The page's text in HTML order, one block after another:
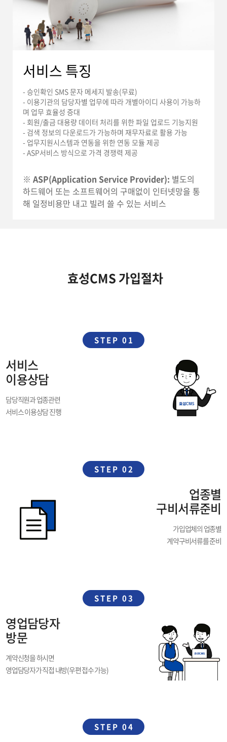
서비스 특징
- 승인확인 SMS 문자 메세지 발송(무료)
- 이용기관의 담당자별 업무에 따라 개별아이디 사용이 가능하
며 업무 효율성 증대
- 회원/출금 대용량 데이터 처리를 위한 파일 업로드 기능지원
- 검색 정보의 다운로드가 가능하며 재무자료로 활용 가능
- 업무지원시스템과 연동을 위한 연동 모듈 제공
- ASP서비스 방식으로 가격 경쟁력 제공
※ ASP(Application Service Provider): 별도의
하드웨어 또는 소프트웨어의 구매없이 인터넷망을 통
해 일정비용만 내고 빌려 쓸 수 있는 서비스
효성CMS 가입절차
STEP 01
서비스
이용상담
담당직원과 업종관련
서비스 이용상담 진행
STEP 02
업종별
구비서류준비
가입업체의 업종별
계약구비서류를 준비
STEP 03
영업담당자
방문
계약신청을 하시면
영업담당자가 직접 내방(우편 접수 가능)
STEP 04